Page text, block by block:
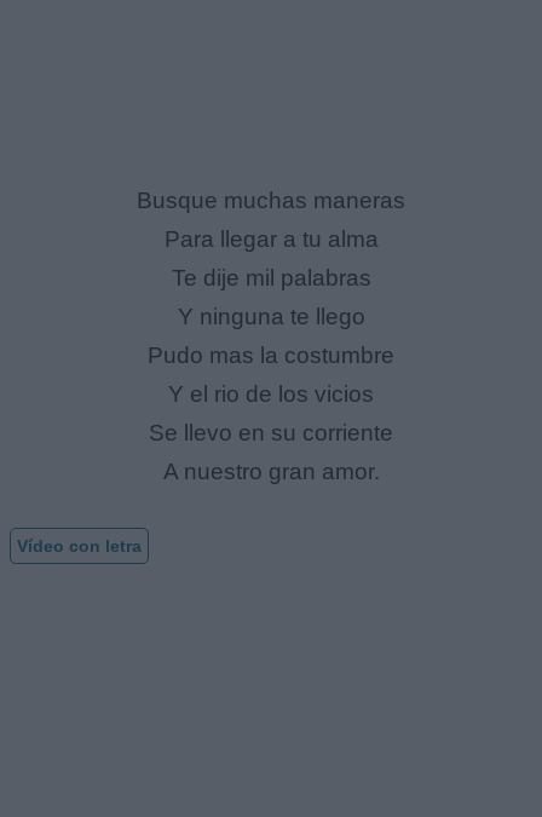
Busque muchas maneras
Para llegar a tu alma
Te dije mil palabras
Y ninguna te llego
Pudo mas la costumbre
Y el rio de los vicios
Se llevo en su corriente
A nuestro gran amor.
Vídeo con letra